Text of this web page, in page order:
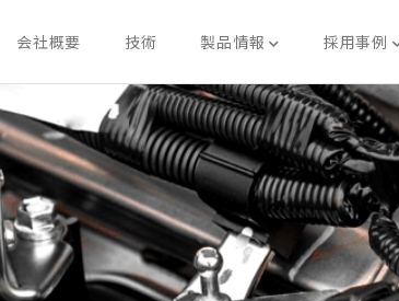
会社概要 技術 製品情報 採用事例